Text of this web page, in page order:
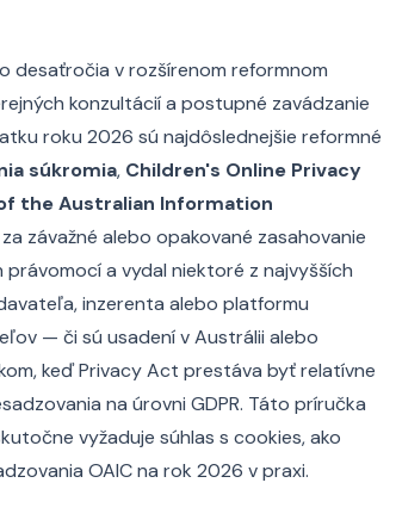
desaťročia v rozšírenom reformnom
konzultácií a postupné zavádzanie
roku 2026 sú najdôslednejšie reformné
súkromia, Children's Online Privacy
the Australian Information
závažné alebo opakované zasahovanie
a vydal niektoré z najvyšších
inzerenta alebo platformu
— či sú usadení v Austrálii alebo
keď Privacy Act prestáva byť relatívne
na úrovni GDPR. Táto príručka
vyžaduje súhlas s cookies, ako
OAIC na rok 2026 v praxi.